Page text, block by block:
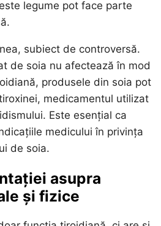
legume pot face parte
subiect de controversă.
de soia nu afectează în mod
produsele din soia pot
medicamentul utilizat
Este esențial ca
medicului în privința
de soia.
asupra
și fizice